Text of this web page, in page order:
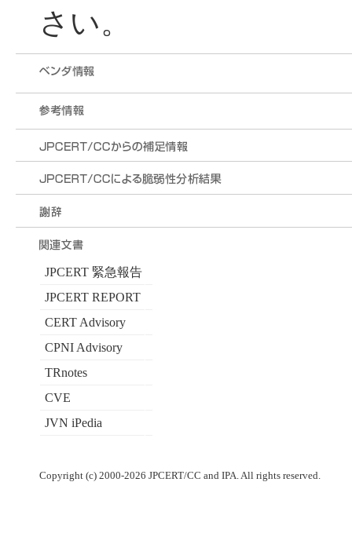
さい。
JPCERT 緊急報告
JPCERT REPORT
CERT Advisory
CPNI Advisory
TRnotes
CVE
JVN iPedia
Copyright (c) 2000-2026 JPCERT/CC and IPA. All rights reserved.